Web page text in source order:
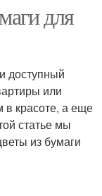
для
доступный
или
в красоте, а еще
статье мы
из бумаги